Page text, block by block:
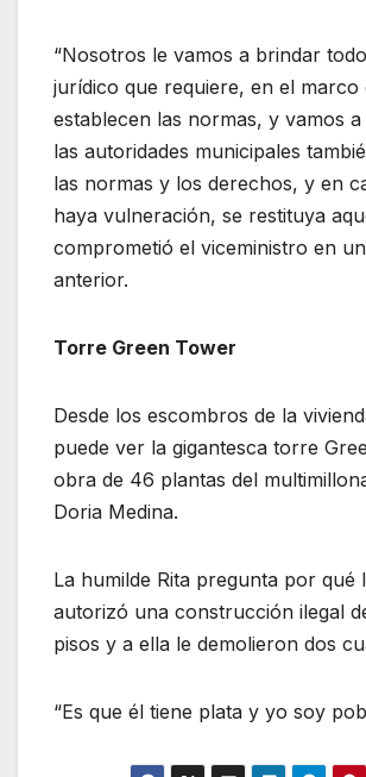
“Nosotros le vamos a brindar
jurídico que requiere, en el marco
establecen las normas, y vamos a
las autoridades municipales
las normas y los derechos, y en
haya vulneración, se restituya
comprometió el viceministro en
anterior.
Torre Green Tower
Desde los escombros de la
puede ver la gigantesca torre
obra de 46 plantas del
Doria Medina.
La humilde Rita pregunta por qué
autorizó una construcción ilegal
pisos y a ella le demolieron dos
“Es que él tiene plata y yo soy